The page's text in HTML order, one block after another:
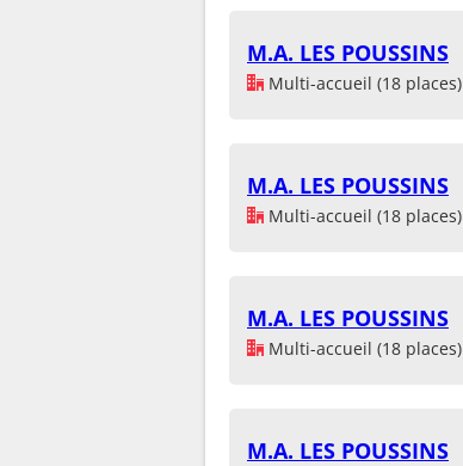
M.A. LES POUSSINS
Multi-accueil (18 places)
M.A. LES POUSSINS
Multi-accueil (18 places)
M.A. LES POUSSINS
Multi-accueil (18 places)
M.A. LES POUSSINS